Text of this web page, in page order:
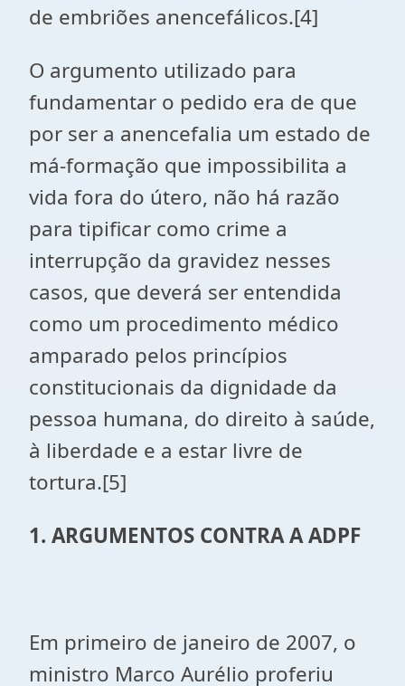
de embriões anencefálicos.[4]
O argumento utilizado para
fundamentar o pedido era de que
por ser a anencefalia um estado de
má-formação que impossibilita a
vida fora do útero, não há razão
para tipificar como crime a
interrupção da gravidez nesses
casos, que deverá ser entendida
como um procedimento médico
amparado pelos princípios
constitucionais da dignidade da
pessoa humana, do direito à saúde,
à liberdade e a estar livre de
tortura.[5]
1. ARGUMENTOS CONTRA A ADPF
Em primeiro de janeiro de 2007, o
ministro Marco Aurélio proferiu